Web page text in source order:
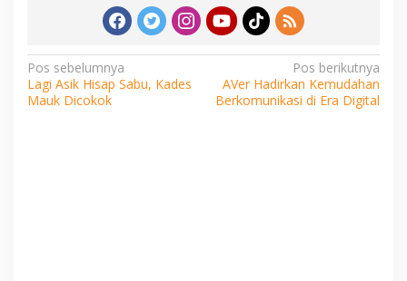
Navigasi
pos
Pos sebelumnya
Lagi Asik Hisap Sabu, Kades
Mauk Dicokok
Pos berikutnya
AVer Hadirkan Kemudahan
Berkomunikasi di Era Digital